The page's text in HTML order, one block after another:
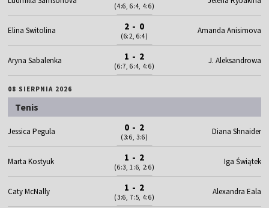
(4:6, 6:4, 4:6)
Elina Switolina 2 - 0
(6:2, 6:4)
Amanda Anisimova
Aryna Sabalenka 1 - 2
(6:7, 6:4, 4:6)
J. Aleksandrowa
08 SIERPNIA 2026
Tenis
Jessica Pegula 0 - 2
(3:6, 3:6)
Diana Shnaider
Marta Kostyuk 1 - 2
(6:3, 1:6, 2:6)
Iga Świątek
Caty McNally 1 - 2
(3:6, 7:5, 4:6)
Alexandra Eala